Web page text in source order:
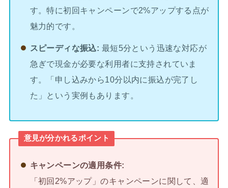
す。特に初回キャンペーンで2%アップする点が
魅力的です。
スピーディな振込: 最短5分という迅速な対応が
急ぎで現金が必要な利用者に支持されていま
す。「申し込みから10分以内に振込が完了し
た」という実例もあります。
意見が分かれるポイント
キャンペーンの適用条件:
「初回2%アップ」のキャンペーンに関して、適